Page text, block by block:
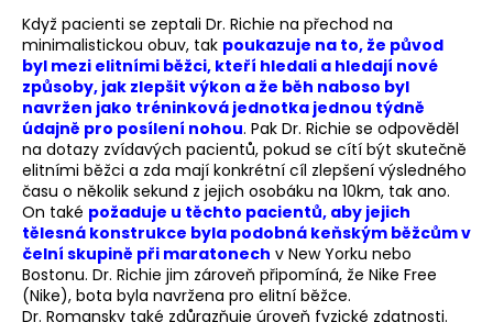
Když pacienti se zeptali Dr. Richie na přechod na
minimalistickou obuv, tak poukazuje na to, že původ
byl mezi elitními běžci, kteří hledali a hledají nové
způsoby, jak zlepšit výkon a že běh naboso byl
navržen jako tréninková jednotka jednou týdně
údajně pro posílení nohou. Pak Dr. Richie se odpověděl
na dotazy zvídavých pacientů, pokud se cítí být skutečně
elitními běžci a zda mají konkrétní cíl zlepšení výsledného
času o několik sekund z jejich osobáku na 10km, tak ano.
On také požaduje u těchto pacientů, aby jejich
tělesná konstrukce byla podobná keňským běžcům v
čelní skupině při maratonech v New Yorku nebo
Bostonu. Dr. Richie jim zároveň připomíná, že Nike Free
(Nike), bota byla navržena pro elitní běžce.
Dr. Romansky také zdůrazňuje úroveň fyzické zdatnosti.